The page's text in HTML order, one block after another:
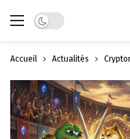
Dark mode
Accueil Actualités